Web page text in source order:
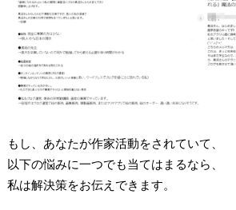
もし、あなたが作家活動をされていて、
以下の悩みに一つでも当てはまるなら、
私は解決策をお伝えできます。